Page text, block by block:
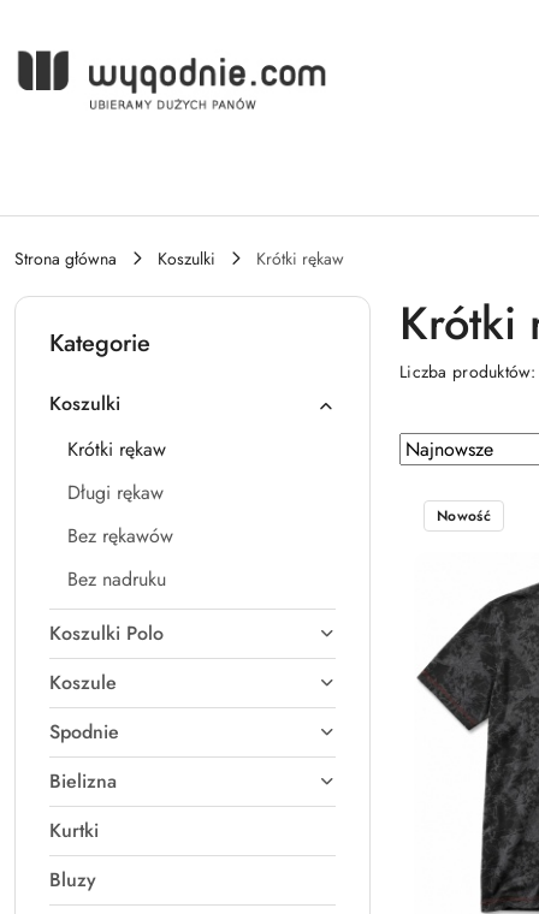
Strona główna Koszulki Krótki rękaw
Kategorie
Koszulki
Krótki rękaw
Długi rękaw
Bez rękawów
Bez nadruku
Koszulki Polo
Koszule
Spodnie
Bielizna
Kurtki
Bluzy
Krótki
Liczba
Zastosowano
sortowanie:
Najnowsze.
Sortuj
według
Nowość